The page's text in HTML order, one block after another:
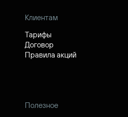
Клиентам
Тарифы
Договор
Правила акций
Полезное